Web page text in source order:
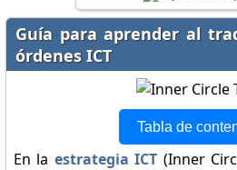
Guía para aprender al
órdenes ICT
Tabla de
En la estrategia ICT (Inner